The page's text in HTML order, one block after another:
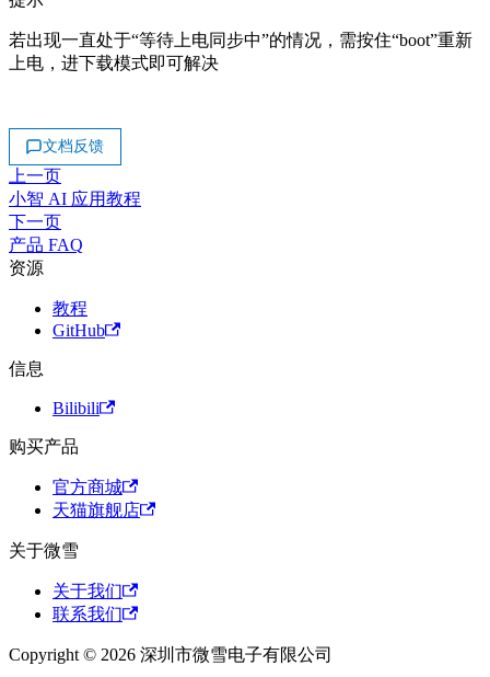
若出现一直处于“等待上电同步中”的情况，需按住“boot”重新
上电，进下载模式即可解决
文档反馈
上一页
小智 AI 应用教程
下一页
产品 FAQ
资源
教程
GitHub
信息
Bilibili
购买产品
官方商城
天猫旗舰店
关于微雪
关于我们
联系我们
Copyright © 2026 深圳市微雪电子有限公司